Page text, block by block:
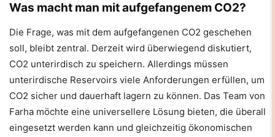
Was macht man mit aufgefangenem CO2?
Die Frage, was mit dem aufgefangenen CO2 geschehen
soll, bleibt zentral. Derzeit wird überwiegend diskutiert,
CO2 unterirdisch zu speichern. Allerdings müssen
unterirdische Reservoirs viele Anforderungen erfüllen, um
CO2 sicher und dauerhaft lagern zu können. Das Team von
Farha möchte eine universellere Lösung bieten, die überall
eingesetzt werden kann und gleichzeitig ökonomischen